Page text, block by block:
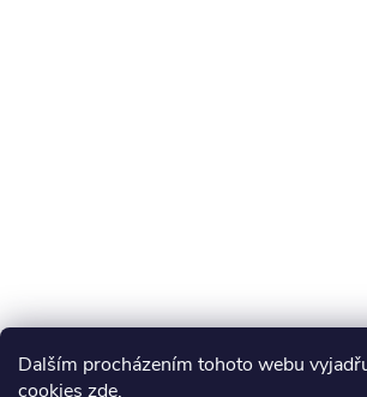
Dalším procházením tohoto webu
cookies zde.